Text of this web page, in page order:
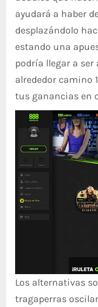
ayudará a haber
desplazándolo
estando una
podrí­a llegar a ser
alrededor camino
tus ganancias en
Los alternativas
tragaperras